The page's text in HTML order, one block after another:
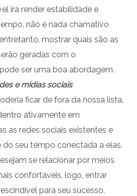
irá render estabilidade e
não é nada chamativo
mostrar quais são as
geradas com o
ser uma boa abordagem.
e mídias sociais
ficar de fora da nossa lista,
ativamente em
as redes sociais existentes e
seu tempo conectada a elas.
se relacionar por meios
confortáveis, logo, entrar
para seu sucesso.